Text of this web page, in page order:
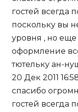
гостей всегда
поскольку вы
уровня , но
оформление
тютельку ан-
20 Дек 2011
спасибо
гостей всегда